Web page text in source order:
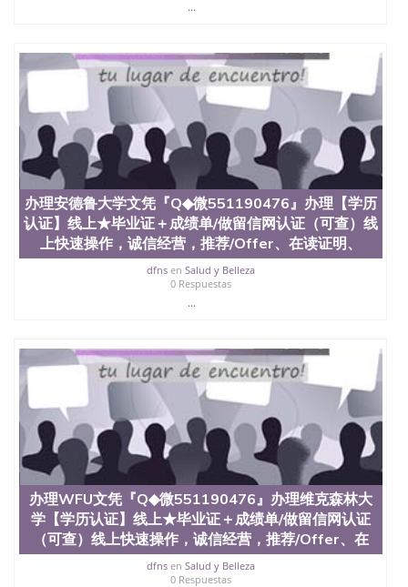
...
办理安德鲁大学文凭『Q◆微551190476』办理【学历
认证】线上★毕业证＋成绩单/做留信网认证（可查）线
上快速操作，诚信经营，推荐/Offer、在读证明、
dfnsen Salud y Belleza
0 Respuestas
...
办理WFU文凭『Q◆微551190476』办理维克森林大
学【学历认证】线上★毕业证＋成绩单/做留信网认证
（可查）线上快速操作，诚信经营，推荐/Offer、在
dfnsen Salud y Belleza
0 Respuestas